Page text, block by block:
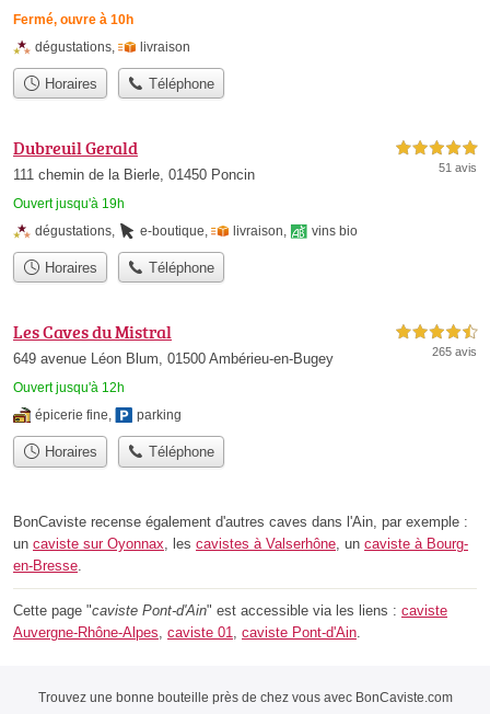
Fermé, ouvre à 10h
dégustations livraison
Horaires Téléphone
Dubreuil Gerald
111 chemin de la Bierle, 01450 Poncin
Ouvert jusqu'à 19h
5,0 étoiles sur 5
51 avis
dégustations, e-boutique, livraison, vins bio
Horaires Téléphone
Les Caves du Mistral
649 avenue Léon Blum, 01500 Ambérieu-en-Bugey
Ouvert jusqu'à 12h
4,5 étoiles sur 5
265 avis
épicerie fine, parking
Horaires Téléphone
BonCaviste recense également d'autres caves dans l'Ain, par exemple :
un caviste sur Oyonnax , les cavistes à Valserhône , un caviste à Bourg-
en-Bresse
Cette page "caviste Pont-d'Ain" est accessible via les liens : caviste
Auvergne-Rhône-Alpes caviste 01 caviste Pont-d'Ain
Trouvez une bonne bouteille près de chez vous avec BonCaviste.com